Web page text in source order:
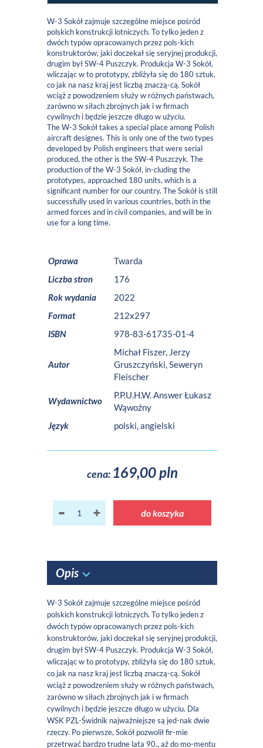
W-3 Sokół zajmuje szczególne miejsce pośród
polskich konstrukcji lotniczych. To tylko jeden z
dwóch typów opracowanych przez pols-kich
konstruktorów, jaki doczekał się seryjnej produkcji,
drugim był SW-4 Puszczyk. Produkcja W-3 Sokół,
wliczając w to prototypy, zbliżyła się do 180 sztuk,
co jak na nasz kraj jest liczbą znaczą-cą. Sokół
wciąż z powodzeniem służy w różnych państwach,
zarówno w siłach zbrojnych jak i w firmach
cywilnych i będzie jeszcze długo w użyciu.
The W-3 Sokół takes a special place among Polish
aircraft designes. This is only one of the two types
developed by Polish engineers that were serial
produced, the other is the SW-4 Puszczyk. The
production of the W-3 Sokół, in-cluding the
prototypes, approached 180 units, which is a
significant number for our country. The Sokół is still
successfully used in various countries, both in the
armed forces and in civil companies, and will be in
use for a long time.
Oprawa
Twarda
Liczba stron
176
Rok wydania
2022
Format
212x297
ISBN
978-83-61735-01-4
Autor
Michał Fiszer, Jerzy
Gruszczyński, Seweryn
Fleischer
Wydawnictwo
P.P.U.H.W. Answer Łukasz
Wąwoźny
Język
polski, angielski
cena: 169,00 pln
do koszyka
Opis
W-3 Sokół zajmuje szczególne miejsce pośród
polskich konstrukcji lotniczych. To tylko jeden z
dwóch typów opracowanych przez pols-kich
konstruktorów, jaki doczekał się seryjnej produkcji,
drugim był SW-4 Puszczyk. Produkcja W-3 Sokół,
wliczając w to prototypy, zbliżyła się do 180 sztuk,
co jak na nasz kraj jest liczbą znaczą-cą. Sokół
wciąż z powodzeniem służy w różnych państwach,
zarówno w siłach zbrojnych jak i w firmach
cywilnych i będzie jeszcze długo w użyciu. Dla
WSK PZL-Świdnik najważniejsze są jed-nak dwie
rzeczy. Po pierwsze, Sokół pozwolił fir-mie
przetrwać bardzo trudne lata 90., aż do mo-mentu